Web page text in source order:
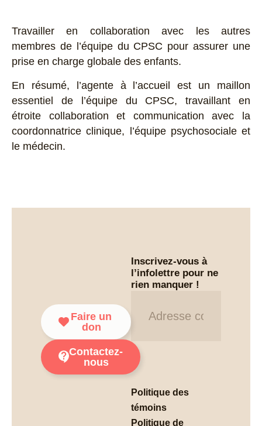
Travailler en collaboration avec les autres
membres de l’équipe du CPSC pour assurer une
prise en charge globale des enfants.
En résumé, l’agente à l’accueil est un maillon
essentiel de l’équipe du CPSC, travaillant en
étroite collaboration et communication avec la
coordonnatrice clinique, l’équipe psychosociale et
le médecin.
Faire un
don
Contactez-
nous
Politique des
témoins
Politique de
Inscrivez-vous à
l’infolettre pour ne
rien manquer !